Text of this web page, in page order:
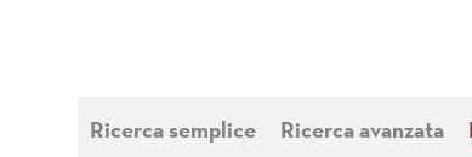
Ricerca semplice Ricerca avanzata